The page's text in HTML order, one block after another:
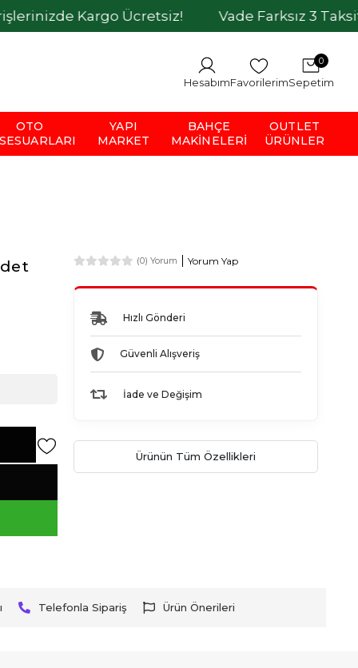
Kargo Ücretsiz! Vade Farksız 3 Taksit İmkanı
HesabımFavorilerim
0
Sepetim
OTO
YAPI
MARKET
BAHÇE
MAKINELERI
OUTLET
ÜRÜNLER
(0) Yorum Yorum Yap
Hızlı Gönderi
Güvenli Alışveriş
İade ve Değişim
Ürünün Tüm Özellikleri
Telefonla Sipariş Ürün Önerileri